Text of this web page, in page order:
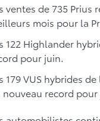
ventes de 735
mois pour la
122 Highlander
pour juin.
179 VUS hybrides
nouveau record pour